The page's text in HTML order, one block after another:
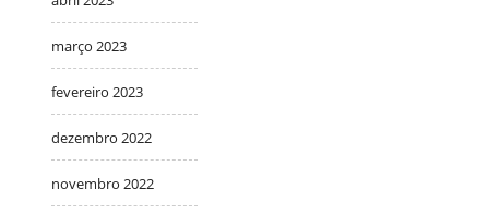
março 2023
fevereiro 2023
dezembro 2022
novembro 2022